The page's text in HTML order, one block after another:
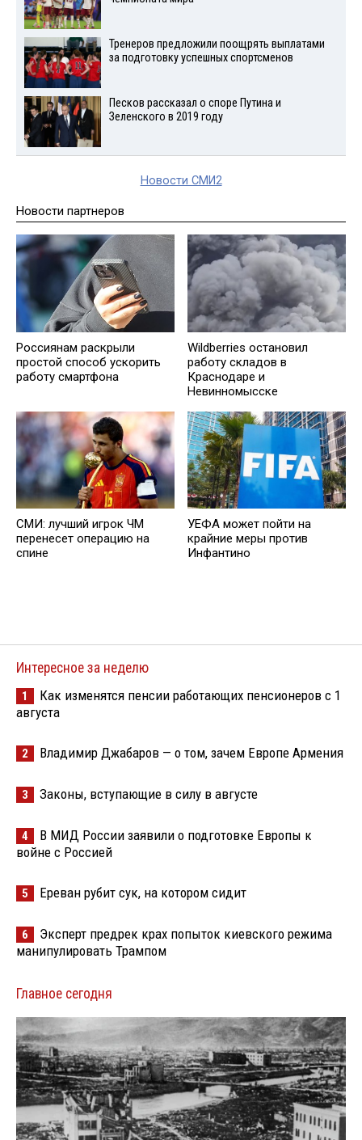
Тренеров предложили поощрять выплатами
за подготовку успешных спортсменов
Песков рассказал о споре Путина и
Зеленского в 2019 году
Новости СМИ2
Новости партнеров
Россиянам раскрыли
простой способ ускорить
работу смартфона
Wildberries остановил
работу складов в
Краснодаре и
Невинномысске
СМИ: лучший игрок ЧМ
перенесет операцию на
спине
УЕФА может пойти на
крайние меры против
Инфантино
Интересное за неделю
1
Как изменятся пенсии работающих пенсионеров с 1
августа
2 Владимир Джабаров — о том, зачем Европе Армения
3 Законы, вступающие в силу в августе
4
В МИД России заявили о подготовке Европы к
войне с Россией
5 Ереван рубит сук, на котором сидит
6
Эксперт предрек крах попыток киевского режима
манипулировать Трампом
Главное сегодня